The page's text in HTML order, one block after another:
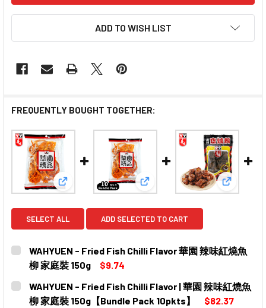
ADD TO WISH LIST
FREQUENTLY BOUGHT TOGETHER:
View: WAHYUEN - Fried Fish Chilli Flavor 華園 辣
View: WAHYUEN - Fried Fish
View:
SELECT ALL ADD SELECTED TO CART
WAHYUEN - Fried Fish Chilli Flavor 華園 辣味紅燒魚
柳 家庭裝 150g
$9.74
CURRENT
STOCK:
QUANTITY:
DECREASE QUANTITY OF WAHYUEN - FRIED FISH CHILLI
INCREASE QUANTITY OF WAHYUEN - FRIED
WAHYUEN - Fried Fish Chilli Flavor | 華園 辣味紅燒魚
柳 家庭裝 150g【Bundle Pack 10pkts】
$82.37